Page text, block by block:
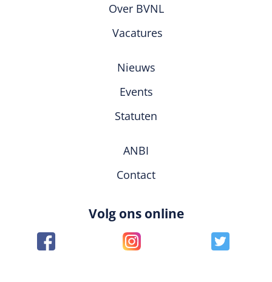
Over BVNL
Vacatures
Nieuws
Events
Statuten
ANBI
Contact
Volg ons online